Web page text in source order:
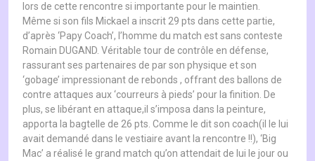
lors de cette rencontre si importante pour le maintien.
Même si son fils Mickael a inscrit 29 pts dans cette partie,
d’après ‘Papy Coach’, l’homme du match est sans conteste
Romain DUGAND. Véritable tour de contrôle en défense,
rassurant ses partenaires de par son physique et son
‘gobage’ impressionant de rebonds , offrant des ballons de
contre attaques aux ‘courreurs à pieds’ pour la finition. De
plus, se libérant en attaque,il s’imposa dans la peinture,
apporta la bagtelle de 26 pts. Comme le dit son coach(il le lui
avait demandé dans le vestiaire avant la rencontre !!), ‘Big
Mac’ a réalisé le grand match qu’on attendait de lui le jour ou